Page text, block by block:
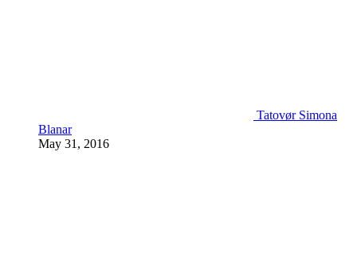
Tatovør Simona
Blanar
May 31, 2016